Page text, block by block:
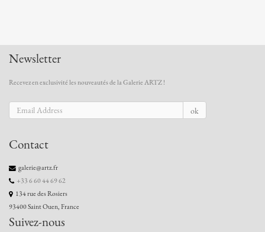
Newsletter
Recevez en exclusivité les nouveautés de la Galerie ARTZ !
ok
Contact
galerie@artz.fr
+33 6 60 44 69 62
134 rue des Rosiers
93400 Saint Ouen, France
Suivez-nous